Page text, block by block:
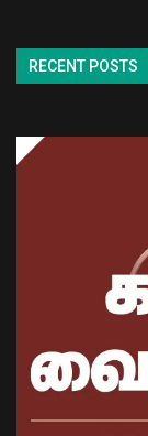
RECENT POSTS